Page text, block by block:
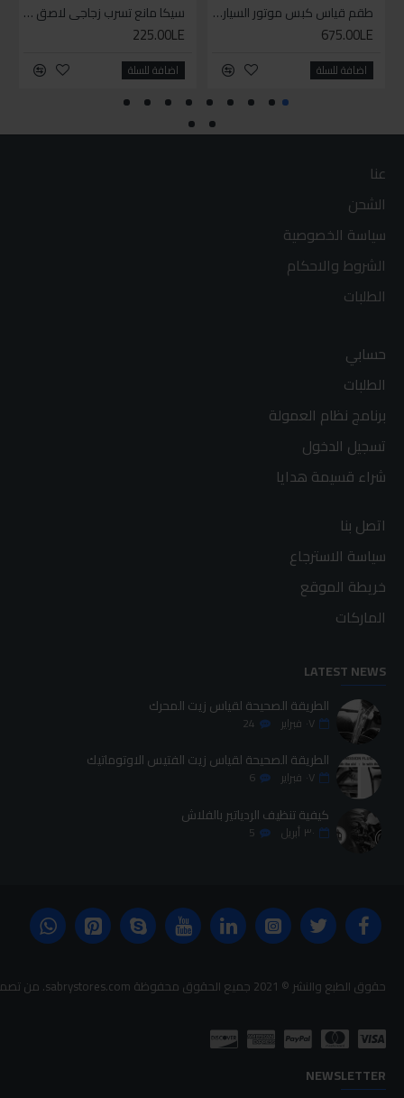
طقم قياس كبس موتور السياره 3 ق
675.00LE
اضافة للسلة
سيكا مانع تسرب زجاجي لاصق اسود 600 مل
225.00LE
اضافة للسلة
عنا
الشحن
سياسة الخصوصية
الشروط والاحكام
الطلبات
حسابي
الطلبات
برنامج نظام العمولة
تسجيل الدخول
شراء قسيمة هدايا
اتصل بنا
سياسة الاسترجاع
خريطة الموقع
الماركات
LATEST NEWS
الطريقة الصحيحة لقياس زيت المحرك
٠٧ فبراير 24
الطريقة الصحيحة لقياس زيت الفتيس الاوتوماتيك
٠٧ فبراير 6
كيفية تنظيف الردياتير بالفلاش
٣٠ أبريل 5
حقوق الطبع والنشر © 2021 جميع الحقوق محفوظة sabrystores.com. من تصميم-
NEWSLETTER